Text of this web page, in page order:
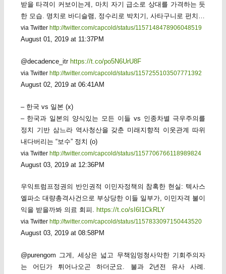
받을 타격이 커보이는게, 마치 자기 급소로 상대를 가격하는 듯
한 모습. 명치로 바디슬램, 정수리로 박치기, 사타구니로 펀치…
via Twitter http://twitter.com/capcold/status/1157148478906048519
August 01, 2019 at 11:37PM
@decadence_itr https://t.co/po5N6UrU8F
via Twitter http://twitter.com/capcold/status/1157255103507771392
August 02, 2019 at 06:41AM
– 한국 vs 일본 (x)
– 한국과 일본의 양식있는 모든 이들 vs 인종차별 극우주의를
정치 기반 삼느라 역사청산을 갖춘 미래지향적 이웃관계 따위
내다버리는 “보수” 정치 (o)
via Twitter http://twitter.com/capcold/status/1157706766118989824
August 03, 2019 at 12:36PM
우익트럼프정권의 반인권적 이민자정책의 참혹한 현실: 텍사스
엘파소 대량총격사건으로 부상당한 이들 일부가, 이민자격 불이
익을 받을까봐 의료 회피. https://t.co/sI6I1CkRLY
via Twitter http://twitter.com/capcold/status/1157833097150443520
August 03, 2019 at 08:58PM
@purengom 그게, 세상은 넓고 무책임멍청사악한 기회주의자
는 어딘가 튀어나오곤 하더군요. 불과 2년전 유사 사례.